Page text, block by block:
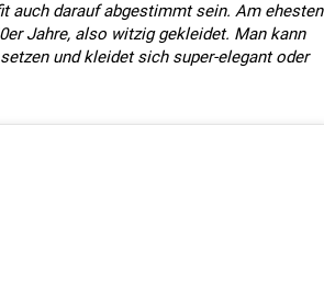
auch darauf abgestimmt sein. Am ehesten
Jahre, also witzig gekleidet. Man kann
und kleidet sich super-elegant oder